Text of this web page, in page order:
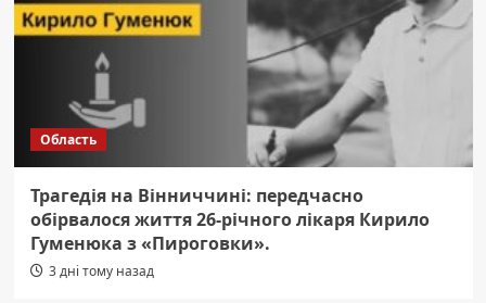
Область
Трагедія на Вінниччині: передчасно
обірвалося життя 26-річного лікаря Кирило
Гуменюка з «Пироговки».
3 дні тому назад